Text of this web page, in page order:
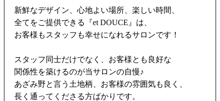
新鮮なデザイン、心地よい場所、楽しい時間、
全てをご提供できる『et DOUCE』は、
お客様もスタッフも幸せになれるサロンです！
スタッフ同士だけでなく、お客様とも良好な
関係性を築けるのが当サロンの自慢♪
あざみ野と言う土地柄、お客様の雰囲気も良く、
長く通ってくださる方ばかりです。